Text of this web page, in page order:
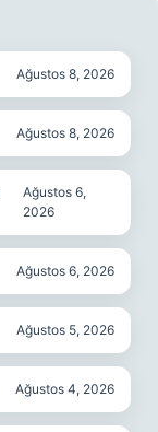
Ağustos 8, 2026
Ağustos 8, 2026
Ağustos 6,
2026
Ağustos 6, 2026
Ağustos 5, 2026
Ağustos 4, 2026